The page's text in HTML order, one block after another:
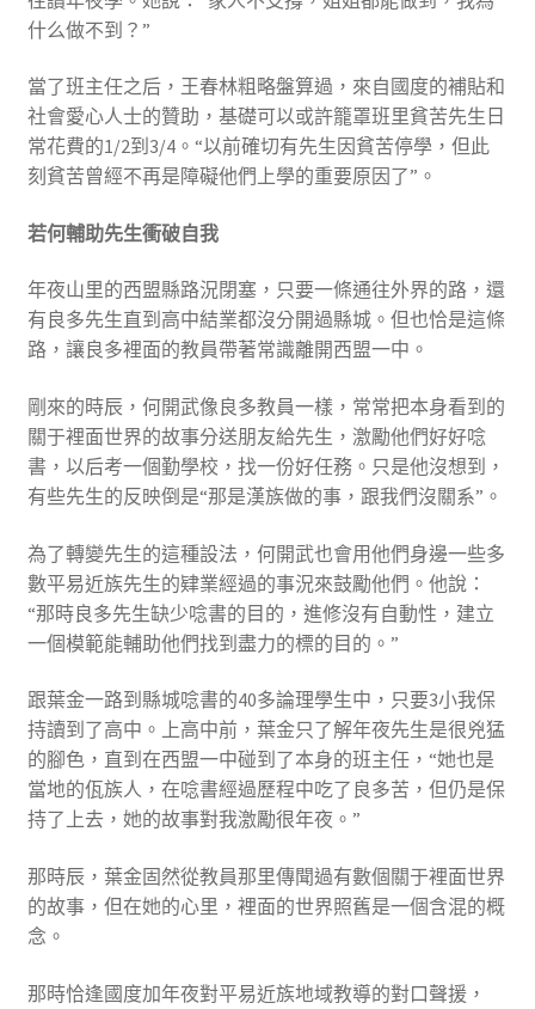
什么做不到？”
當了班主任之后，王春林粗略盤算過，來自國度的補貼和
社會愛心人士的贊助，基礎可以或許籠罩班里貧苦先生日
常花費的1/2到3/4。“以前確切有先生因貧苦停學，但此
刻貧苦曾經不再是障礙他們上學的重要原因了”。
若何輔助先生衝破自我
年夜山里的西盟縣路況閉塞，只要一條通往外界的路，還
有良多先生直到高中結業都沒分開過縣城。但也恰是這條
路，讓良多裡面的教員帶著常識離開西盟一中。
剛來的時辰，何開武像良多教員一樣，常常把本身看到的
關于裡面世界的故事分送朋友給先生，激勵他們好好唸
書，以后考一個勤學校，找一份好任務。只是他沒想到，
有些先生的反映倒是“那是漢族做的事，跟我們沒關系”。
為了轉變先生的這種設法，何開武也會用他們身邊一些多
數平易近族先生的肄業經過的事況來鼓勵他們。他說：
“那時良多先生缺少唸書的目的，進修沒有自動性，建立
一個模範能輔助他們找到盡力的標的目的。”
跟葉金一路到縣城唸書的40多論理學生中，只要3小我保
持讀到了高中。上高中前，葉金只了解年夜先生是很兇猛
的腳色，直到在西盟一中碰到了本身的班主任，“她也是
當地的佤族人，在唸書經過歷程中吃了良多苦，但仍是保
持了上去，她的故事對我激勵很年夜。”
那時辰，葉金固然從教員那里傳聞過有數個關于裡面世界
的故事，但在她的心里，裡面的世界照舊是一個含混的概
念。
那時恰逢國度加年夜對平易近族地域教導的對口聲援，